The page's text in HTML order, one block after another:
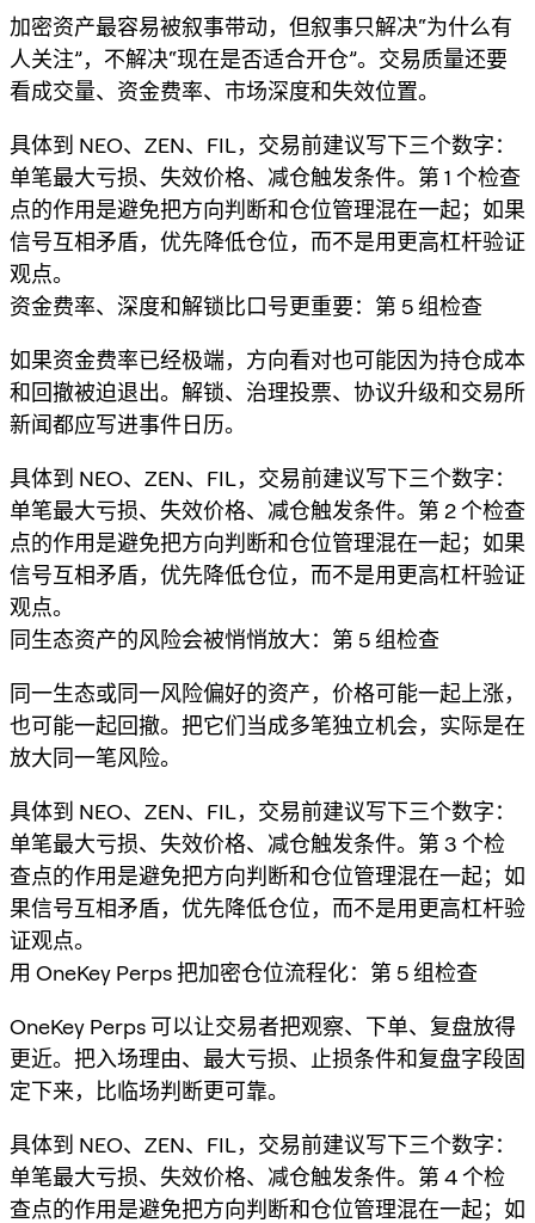
加密资产最容易被叙事带动，但叙事只解决“为什么有
人关注”，不解决“现在是否适合开仓”。交易质量还要
看成交量、资金费率、市场深度和失效位置。
具体到 NEO、ZEN、FIL，交易前建议写下三个数字：
单笔最大亏损、失效价格、减仓触发条件。第 1 个检查
点的作用是避免把方向判断和仓位管理混在一起；如果
信号互相矛盾，优先降低仓位，而不是用更高杠杆验证
观点。
资金费率、深度和解锁比口号更重要：第 5 组检查
如果资金费率已经极端，方向看对也可能因为持仓成本
和回撤被迫退出。解锁、治理投票、协议升级和交易所
新闻都应写进事件日历。
具体到 NEO、ZEN、FIL，交易前建议写下三个数字：
单笔最大亏损、失效价格、减仓触发条件。第 2 个检查
点的作用是避免把方向判断和仓位管理混在一起；如果
信号互相矛盾，优先降低仓位，而不是用更高杠杆验证
观点。
同生态资产的风险会被悄悄放大：第 5 组检查
同一生态或同一风险偏好的资产，价格可能一起上涨，
也可能一起回撤。把它们当成多笔独立机会，实际是在
放大同一笔风险。
具体到 NEO、ZEN、FIL，交易前建议写下三个数字：
单笔最大亏损、失效价格、减仓触发条件。第 3 个检
查点的作用是避免把方向判断和仓位管理混在一起；如
果信号互相矛盾，优先降低仓位，而不是用更高杠杆验
证观点。
用 OneKey Perps 把加密仓位流程化：第 5 组检查
OneKey Perps 可以让交易者把观察、下单、复盘放得
更近。把入场理由、最大亏损、止损条件和复盘字段固
定下来，比临场判断更可靠。
具体到 NEO、ZEN、FIL，交易前建议写下三个数字：
单笔最大亏损、失效价格、减仓触发条件。第 4 个检
查点的作用是避免把方向判断和仓位管理混在一起；如